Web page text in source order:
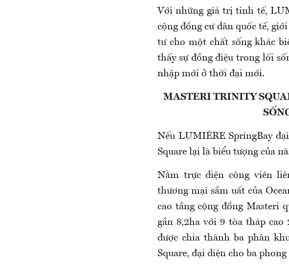
Với những giá trị tinh tế,
cộng đồng cư dân quốc tế,
tư cho một chất sống khác
thấy sự đồng điệu trong lối
nhập mới ở thời đại mới.
MASTERI TRINITY
Nếu LUMIÈRE SpringBay
Square lại là biểu tượng của
Nằm trực diện công viên
thương mại sầm uất của
cao tầng cộng đồng Masteri
gần 8,2ha với 9 tòa tháp
được chia thành ba phân
Square, đại diện cho ba